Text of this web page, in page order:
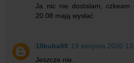
Ja nic nie dostalam,
20.08 mają wysłać
18kuba99 19 sierpnia 2020
Jeszcze nie.